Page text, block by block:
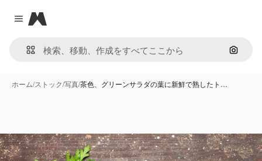
Close menu
Magnific
画像で
ホーム/ストック/写真/茶色、グリーンサラダの葉に新鮮で熟したト…